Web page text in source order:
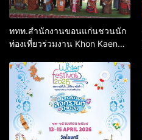
ททท.สำนักงานขอนแก่นชวนนัก
ท่องเที่ยวร่วมงาน Khon Kaen
น้ำ วิถีไทย ณ วัดไชยศรี